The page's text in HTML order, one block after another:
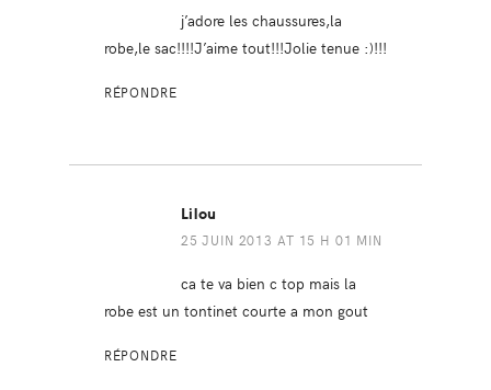
j’adore les chaussures,la
robe,le sac!!!!J’aime tout!!!Jolie tenue :)!!!
RÉPONDRE
Lilou
25 JUIN 2013 AT 15 H 01 MIN
ca te va bien c top mais la
robe est un tontinet courte a mon gout
RÉPONDRE